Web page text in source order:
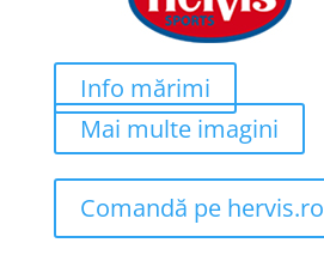
Info mărimi
Mai multe imagini
Comandă pe hervis.ro